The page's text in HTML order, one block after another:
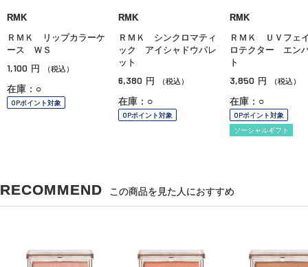
RMK
ＲＭＫ リップカラーケ
ース ＷＳ
1,100 円 （税込）
在庫：○
OPポイント対象
RMK
ＲＭＫ シンクロマティ
ック アイシャドウパレ
ット
6,380 円 （税込）
在庫：○
OPポイント対象
RMK
ＲＭＫ ＵＶフェ
ロテクター エン
ト
3,850 円 （税込）
在庫：○
OPポイント対象
ソーシャルギフト
RECOMMEND この商品を見た人におすすめ